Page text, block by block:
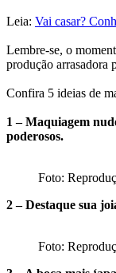
Leia: Vai casar?
Lembre-se, o
produção arrasadora
Confira 5 ideias de
1 – Maquiagem
poderosos.
Foto:
2 – Destaque sua
Foto: